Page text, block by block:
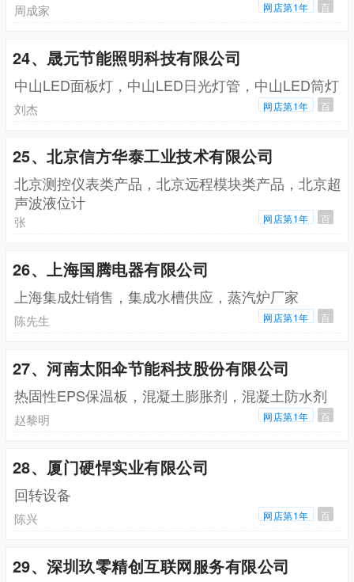
周成家 网店第1年 百
24、晟元节能照明科技有限公司
中山LED面板灯，中山LED日光灯管，中山LED筒灯
刘杰 网店第1年 百
25、北京信方华泰工业技术有限公司
北京测控仪表类产品，北京远程模块类产品，北京超
声波液位计
张 网店第1年 百
26、上海国腾电器有限公司
上海集成灶销售，集成水槽供应，蒸汽炉厂家
陈先生 网店第1年 百
27、河南太阳伞节能科技股份有限公司
热固性EPS保温板，混凝土膨胀剂，混凝土防水剂
赵黎明 网店第1年 百
28、厦门硬悍实业有限公司
回转设备
陈兴 网店第1年 百
29、深圳玖零精创互联网服务有限公司